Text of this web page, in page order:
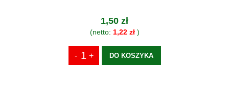
1,50 zł
(netto: 1,22 zł)
DO KOSZYKA